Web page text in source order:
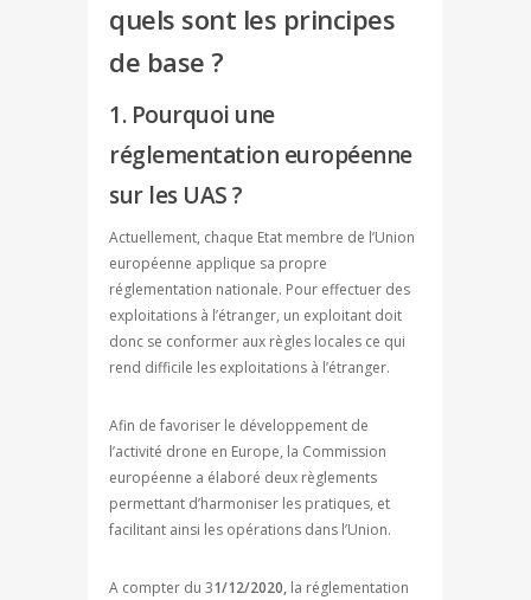
quels sont les principes
de base ?
1. Pourquoi une
réglementation européenne
sur les UAS ?
Actuellement, chaque Etat membre de l’Union
européenne applique sa propre
réglementation nationale. Pour effectuer des
exploitations à l’étranger, un exploitant doit
donc se conformer aux règles locales ce qui
rend difficile les exploitations à l’étranger.
Afin de favoriser le développement de
l’activité drone en Europe, la Commission
européenne a élaboré deux règlements
permettant d’harmoniser les pratiques, et
facilitant ainsi les opérations dans l’Union.
A compter du 31/12/2020, la réglementation